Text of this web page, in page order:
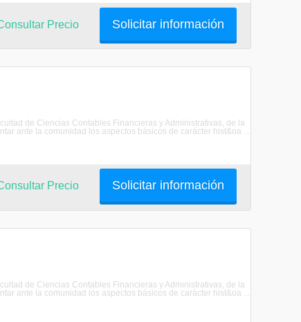
Solicitar información
Precio
de Ciencias Contables Financieras y Administrativas, de la
ante la comunidad los aspectos básicos de carácter hist&oa ...
Solicitar información
Precio
de Ciencias Contables Financieras y Administrativas, de la
ante la comunidad los aspectos básicos de carácter hist&oa ...